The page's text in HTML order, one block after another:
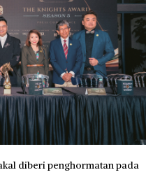
diberi penghormatan pada